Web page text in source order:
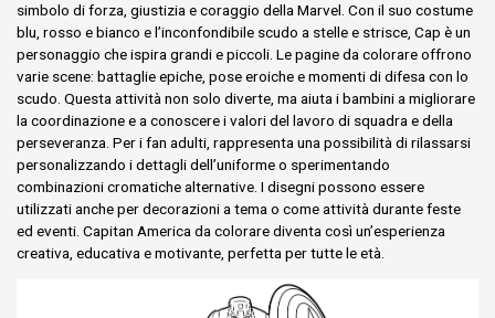
simbolo di forza, giustizia e coraggio della Marvel. Con il suo costume
blu, rosso e bianco e l’inconfondibile scudo a stelle e strisce, Cap è un
personaggio che ispira grandi e piccoli. Le pagine da colorare offrono
varie scene: battaglie epiche, pose eroiche e momenti di difesa con lo
scudo. Questa attività non solo diverte, ma aiuta i bambini a migliorare
la coordinazione e a conoscere i valori del lavoro di squadra e della
perseveranza. Per i fan adulti, rappresenta una possibilità di rilassarsi
personalizzando i dettagli dell’uniforme o sperimentando
combinazioni cromatiche alternative. I disegni possono essere
utilizzati anche per decorazioni a tema o come attività durante feste
ed eventi. Capitan America da colorare diventa così un’esperienza
creativa, educativa e motivante, perfetta per tutte le età.